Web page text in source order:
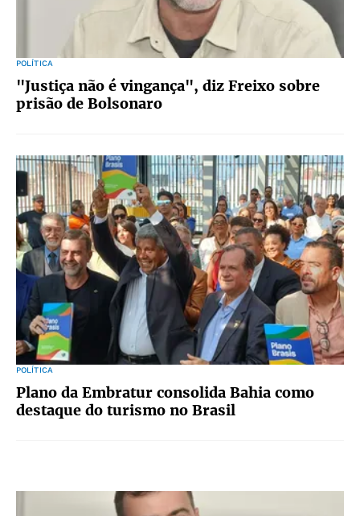
POLÍTICA
"Justiça não é vingança", diz Freixo sobre
prisão de Bolsonaro
POLÍTICA
Plano da Embratur consolida Bahia como
destaque do turismo no Brasil